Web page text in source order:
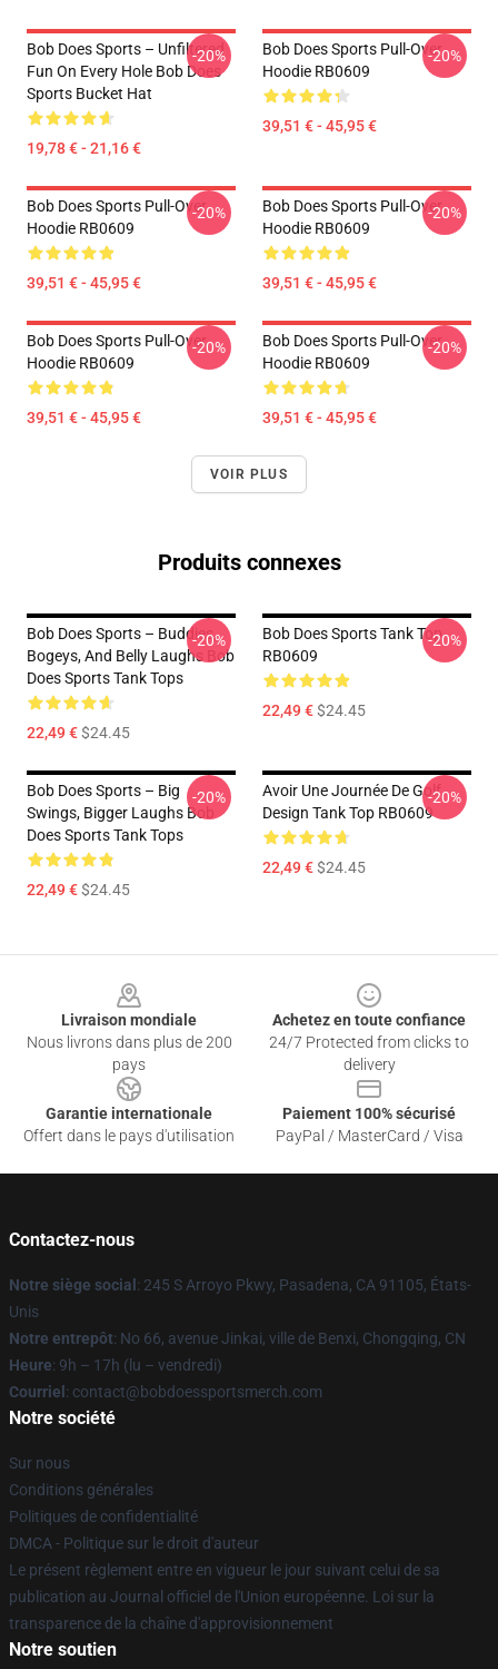
Bob Does Sports – Unfiltered
Fun On Every Hole Bob Does
Sports Bucket Hat
19,78 € - 21,16 €
-20%
Bob Does Sports Pull-Over
Hoodie RB0609
39,51 € - 45,95 €
-20%
Bob Does Sports Pull-Over
Hoodie RB0609
39,51 € - 45,95 €
-20%
Bob Does Sports Pull-Over
Hoodie RB0609
39,51 € - 45,95 €
-20%
Bob Does Sports Pull-Over
Hoodie RB0609
39,51 € - 45,95 €
-20%
Bob Does Sports Pull-Over
Hoodie RB0609
39,51 € - 45,95 €
-20%
VOIR PLUS
Produits connexes
Bob Does Sports – Buddies,
Bogeys, And Belly Laughs Bob
Does Sports Tank Tops
22,49 €$24.45
-20%
Bob Does Sports Tank Top
RB0609
22,49 €$24.45
-20%
Bob Does Sports – Big
Swings, Bigger Laughs Bob
Does Sports Tank Tops
22,49 €$24.45
-20%
Avoir Une Journée De Golf
Design Tank Top RB0609
22,49 €$24.45
-20%
Livraison mondiale
Nous livrons dans plus de 200
pays
Achetez en toute confiance
24/7 Protected from clicks to
delivery
Garantie internationale
Offert dans le pays d'utilisation
Paiement 100% sécurisé
PayPal / MasterCard / Visa
Contactez-nous
Notre siège social : 245 S Arroyo Pkwy, Pasadena, CA 91105, États-
Unis
Notre entrepôt: No 66, avenue Jinkai, ville de Benxi, Chongqing, CN
Heure: 9h – 17h (lu – vendredi)
Courriel : contact@bobdoessportsmerch.com
Notre société
Sur nous
Conditions générales
Politiques de confidentialité
DMCA - Politique sur le droit d'auteur
Le présent règlement entre en vigueur le jour suivant celui de sa
publication au Journal officiel de l'Union européenne. Loi sur la
transparence de la chaîne d'approvisionnement
Notre soutien